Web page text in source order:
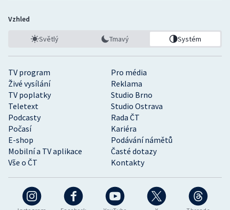
TV program
Pro média
Živé vysílání
Reklama
TV poplatky
Studio Brno
Teletext
Studio Ostrava
Podcasty
Rada ČT
Počasí
Kariéra
E-shop
Podávání námětů
Mobilní a TV aplikace
Časté dotazy
Vše o ČT
Kontakty
Vzhled
Světlý Tmavý Systém